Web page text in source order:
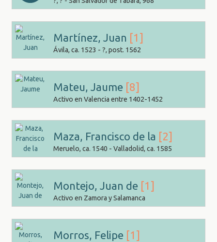
Martínez, Juan [1]
Ávila, ca. 1523 - ?, post. 1562
Mateu, Jaume [8]
Activo en Valencia entre 1402-1452
Maza, Francisco de la [2]
Meruelo, ca. 1540 - Valladolid, ca. 1585
Montejo, Juan de [1]
Activo en Zamora y Salamanca
Morros, Felipe [1]